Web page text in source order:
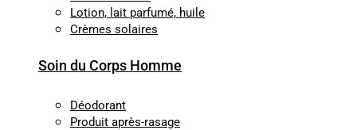
Lotion, lait parfumé, huile
Crèmes solaires
Soin du Corps Homme
Déodorant
Produit après-rasage